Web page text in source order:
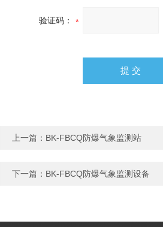
验证码：
上一篇： BK-FBCQ防爆气象监测站
下一篇： BK-FBCQ防爆气象监测设备